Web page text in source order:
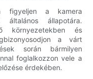
figyeljen a kamera
általános állapotára.
környezetekben és
a várt
során bármilyen
foglalkozzon vele a
érdekében.